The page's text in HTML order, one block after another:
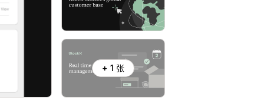
+ 1 张